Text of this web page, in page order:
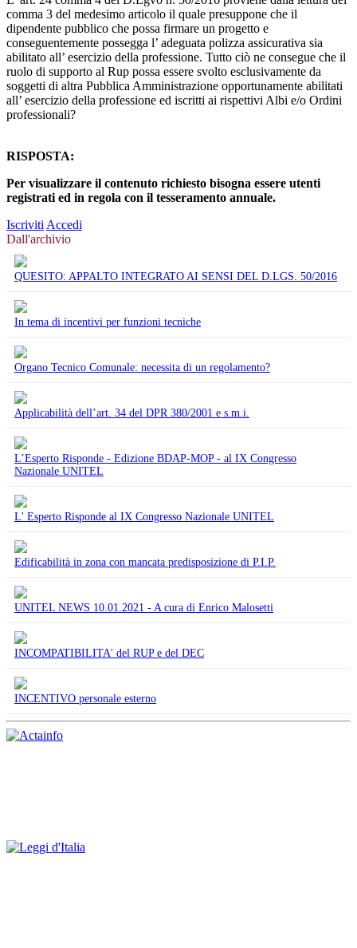
comma 3 del medesimo articolo il quale presuppone che il
dipendente pubblico che possa firmare un progetto e
conseguentemente possegga l’ adeguata polizza assicurativa sia
abilitato all’ esercizio della professione. Tutto ciò ne consegue che il
ruolo di supporto al Rup possa essere svolto esclusivamente da
soggetti di altra Pubblica Amministrazione opportunamente abilitati
all’ esercizio della professione ed iscritti ai rispettivi Albi e/o Ordini
professionali?
RISPOSTA:
Per visualizzare il contenuto richiesto bisogna essere utenti
registrati ed in regola con il tesseramento annuale.
Iscriviti Accedi
Dall'archivio
QUESITO: APPALTO INTEGRATO AI SENSI DEL D.LGS. 50/2016
In tema di incentivi per funzioni tecniche
Organo Tecnico Comunale: necessita di un regolamento?
Applicabilità dell’art. 34 del DPR 380/2001 e s.m.i.
L’Esperto Risponde - Edizione BDAP-MOP - al IX Congresso
Nazionale UNITEL
L' Esperto Risponde al IX Congresso Nazionale UNITEL
Edificabilità in zona con mancata predisposizione di P.I.P.
UNITEL NEWS 10.01.2021 - A cura di Enrico Malosetti
INCOMPATIBILITA' del RUP e del DEC
INCENTIVO personale esterno